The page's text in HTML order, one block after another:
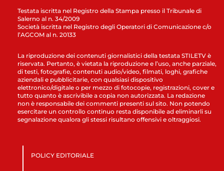
Testata iscritta nel Registro della Stampa presso il Tribunale di
Salerno al n. 34/2009
Società iscritta nel Registro degli Operatori di Comunicazione c/o
l’AGCOM al n. 20133
La riproduzione dei contenuti giornalistici della testata STILETV è
riservata. Pertanto, è vietata la riproduzione e l’uso, anche parziale,
di testi, fotografie, contenuti audio/video, filmati, loghi, grafiche
aziendali e pubblicitarie, con qualsiasi dispositivo
elettronico/digitale o per mezzo di fotocopie, registrazioni, cover e
tutto quanto è ascrivibile a copia non autorizzata. La redazione
non è responsabile dei commenti presenti sul sito. Non potendo
esercitare un controllo continuo resta disponibile ad eliminarli su
segnalazione qualora gli stessi risultano offensivi e oltraggiosi.
POLICY EDITORIALE